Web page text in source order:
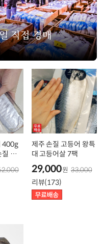
직접 경매
400g
제주 손질 고등어 왕특
대 고등어살 7팩
29,000원 33,000
리뷰(173)